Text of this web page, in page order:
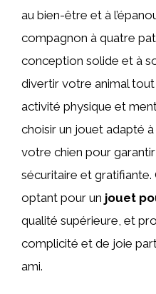
au bien-être et à
compagnon à quatre
conception solide et à
divertir votre animal
activité physique et
choisir un jouet adapté
votre chien pour
sécuritaire et
optant pour un jouet
qualité supérieure, et
complicité et de joie
ami.